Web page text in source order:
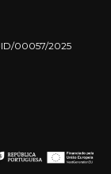
00057/2025